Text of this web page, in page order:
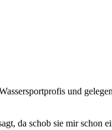
und
da schob sie mir schon